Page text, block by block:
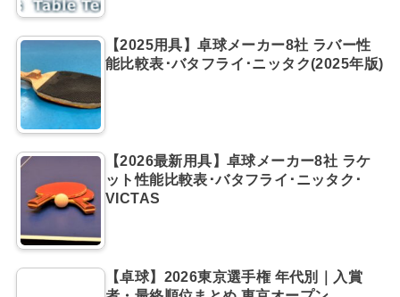
【2025用具】卓球メーカー8社 ラバー性
能比較表･バタフライ･ニッタク(2025年版)
【2026最新用具】卓球メーカー8社 ラケ
ット性能比較表･バタフライ･ニッタク･
VICTAS
【卓球】2026東京選手権 年代別｜入賞